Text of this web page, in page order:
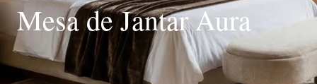
Mesa de Jantar Aura